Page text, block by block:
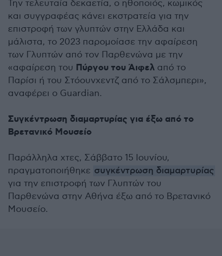
Την τελευταία δεκαετία, ο ηθοποιός, κωμικός
και συγγραφέας κάνει εκστρατεία για την
επιστροφή των γλυπτών στην Ελλάδα και
μάλιστα, το 2023 παρομοίασε την αφαίρεση
των Γλυπτών από τον Παρθενώνα με την
«αφαίρεση του Πύργου του Άιφελ από το
Παρίσι ή του Στόουνχεντζ από το Σάλσμπερι»,
αναφέρει ο Guardian.
Συγκέντρωση διαμαρτυρίας για έξω από το
Βρετανικό Μουσείο
Παράλληλα χτες, Σάββατο 15 Ιουνίου,
πραγματοποιήθηκε συγκέντρωση διαμαρτυρίας
για την επιστροφή των Γλυπτών του
Παρθενώνα στην Αθήνα έξω από το Βρετανικό
Μουσείο.